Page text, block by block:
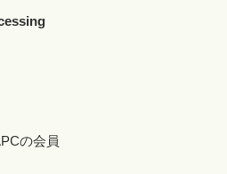
の会員